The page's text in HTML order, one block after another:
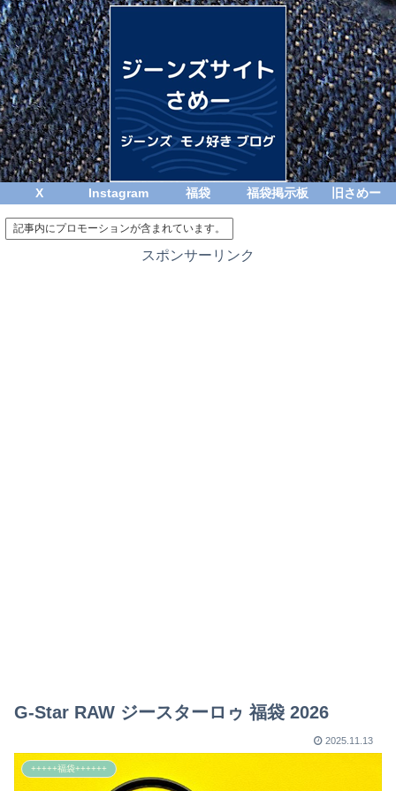
X Instagram 福袋 福袋掲示板 旧さめー
記事内にプロモーションが含まれています。
スポンサーリンク
G-Star RAW ジースターロゥ 福袋 2026
2025.11.13
+++++福袋++++++